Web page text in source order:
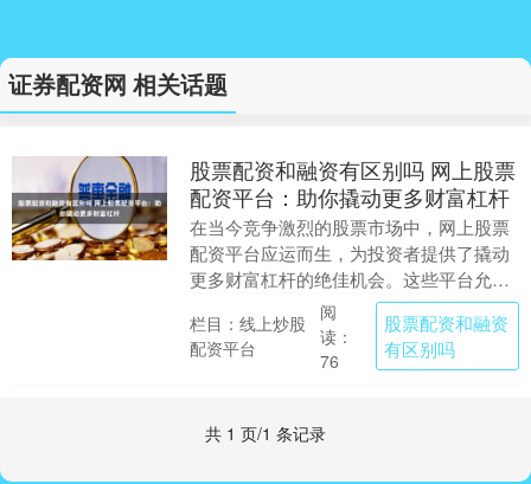
证券配资网 相关话题
股票配资和融资有区别吗 网上股票
配资平台：助你撬动更多财富杠杆
在当今竞争激烈的股票市场中，网上股票
配资平台应运而生，为投资者提供了撬动
更多财富杠杆的绝佳机会。这些平台允许
投资者借入资金，以扩大其投资组合，从
而获得更高的潜在....
栏目：线上炒股
配资平台
阅
读：
76
股票配资和融资
有区别吗
共 1 页/1 条记录